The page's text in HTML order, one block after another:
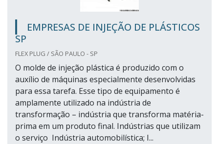
EMPRESAS DE INJEÇÃO DE PLÁSTICOS
SP
FLEX PLUG / SÃO PAULO - SP
O molde de injeção plástica é produzido com o
auxílio de máquinas especialmente desenvolvidas
para essa tarefa. Esse tipo de equipamento é
amplamente utilizado na indústria de
transformação – indústria que transforma matéria-
prima em um produto final. Indústrias que utilizam
o serviço Indústria automobilística; I...